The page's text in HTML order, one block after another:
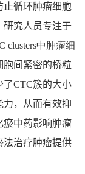
止循环肿瘤细胞
研究人员专注于
clusters中肿瘤细
胞间紧密的桥粒
了CTC簇的大小
力，从而有效抑
瘀中药影响肿瘤
法治疗肿瘤提供